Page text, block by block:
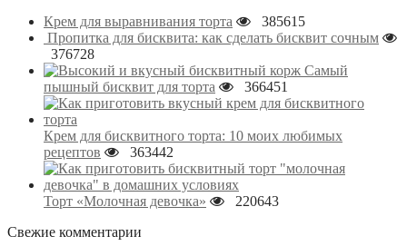
Крем для выравнивания торта
385615
Пропитка для бисквита: как сделать бисквит сочным
376728
Самый
пышный бисквит для торта
366451
Крем для бисквитного торта: 10 моих любимых
рецептов
363442
Торт «Молочная девочка»
220643
Свежие комментарии